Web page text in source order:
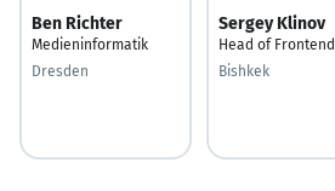
Ben Richter
Medieninformatik
Dresden
Sergey Klinov
Head of Frontend
Bishkek